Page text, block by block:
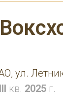
ул.
III кв. 2025 г.